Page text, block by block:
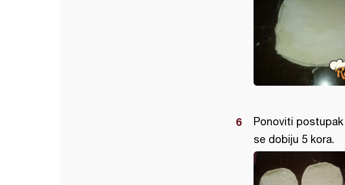
Ponoviti
se dobiju 5 kora.